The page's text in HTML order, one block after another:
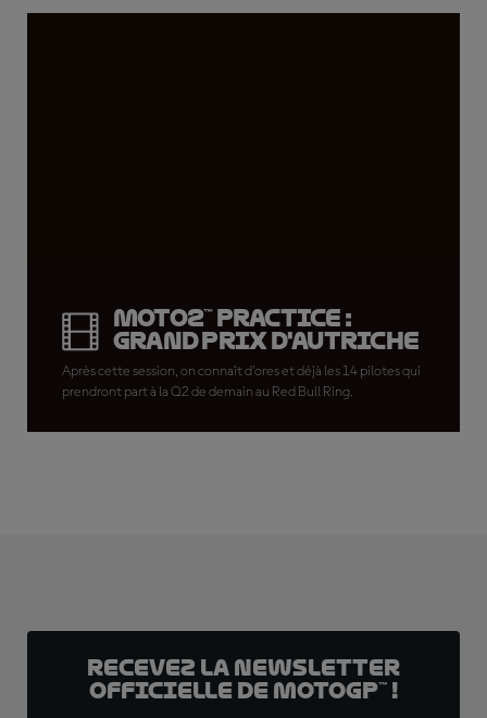
Moto2™ Practice :
Grand Prix d'Autriche
Après cette session, on connaît d'ores et déjà les 14 pilotes qui
prendront part à la Q2 de demain au Red Bull Ring.
Recevez la Newsletter
officielle de MotoGP™ !